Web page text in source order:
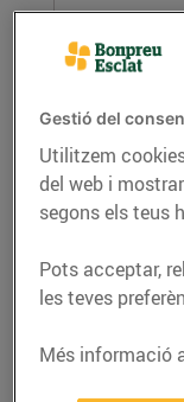
del Bus
Gestió del
Utilitzem
del web i
segons els teus
Pots acceptar,
les teves
Més informació